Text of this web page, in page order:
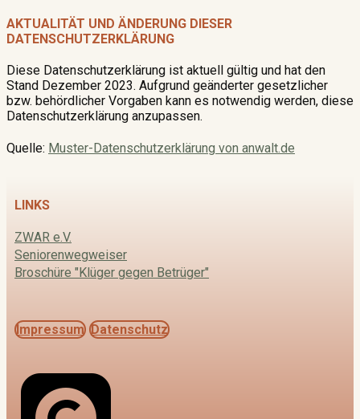
AKTUALITÄT UND ÄNDERUNG DIESER
DATENSCHUTZERKLÄRUNG
Diese Datenschutzerklärung ist aktuell gültig und hat den
Stand Dezember 2023. Aufgrund geänderter gesetzlicher
bzw. behördlicher Vorgaben kann es notwendig werden, diese
Datenschutzerklärung anzupassen.
Quelle: Muster-Datenschutzerklärung von anwalt.de
LINKS
ZWAR e.V.
Seniorenwegweiser
Broschüre "Klüger gegen Betrüger"
Impressum Datenschutz